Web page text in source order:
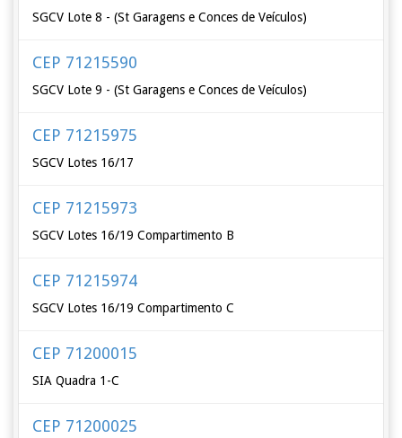
SGCV Lote 8 - (St Garagens e Conces de Veículos)
CEP 71215590
SGCV Lote 9 - (St Garagens e Conces de Veículos)
CEP 71215975
SGCV Lotes 16/17
CEP 71215973
SGCV Lotes 16/19 Compartimento B
CEP 71215974
SGCV Lotes 16/19 Compartimento C
CEP 71200015
SIA Quadra 1-C
CEP 71200025